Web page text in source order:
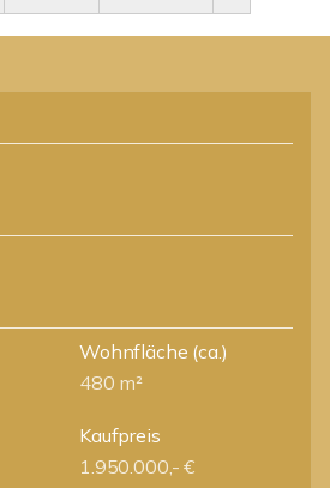
Wohnfläche (ca.)
480 m²
Kaufpreis
1.950.000,- €